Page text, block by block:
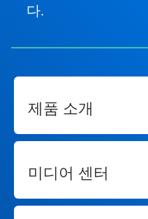
다.
제품 소개
미디어 센터